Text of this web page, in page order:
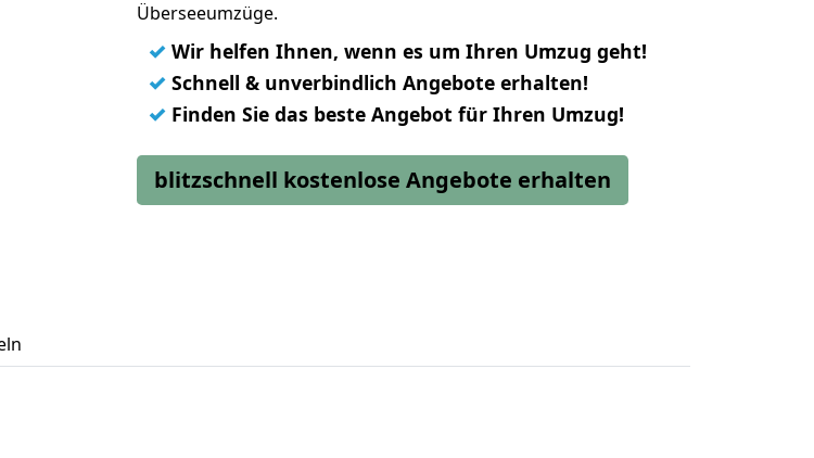
Überseeumzüge.
✓ Wir helfen Ihnen, wenn es um Ihren Umzug geht!
✓ Schnell & unverbindlich Angebote erhalten!
✓ Finden Sie das beste Angebot für Ihren Umzug!
blitzschnell kostenlose Angebote erhalten